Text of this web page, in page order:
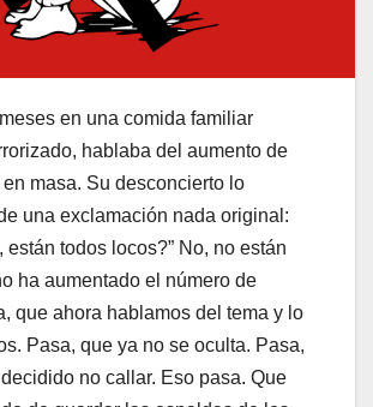
en una comida familiar
hablaba del aumento de
masa. Su desconcierto lo
una exclamación nada original:
están todos locos?” No, no están
ha aumentado el número de
que ahora hablamos del tema y lo
Pasa, que ya no se oculta. Pasa,
no callar. Eso pasa. Que